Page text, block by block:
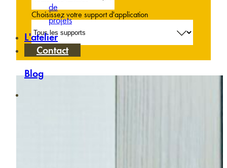
de
projets
L'atelier
Contact
Blog
Choisissez votre support d'application